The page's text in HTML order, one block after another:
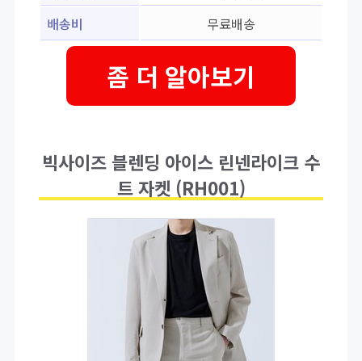
배송비
무료배송
좀 더 알아보기
빅사이즈 블렌딩 아이스 린넨라이크 수
트 자켓 (RH001)